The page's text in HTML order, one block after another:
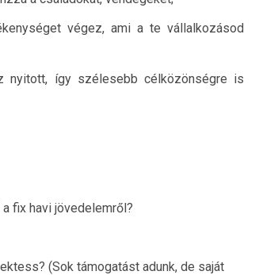
végez, ami a te vállalkozásod
nyitott, így szélesebb célközönségre is
fix havi jövedelemről?
(Sok támogatást adunk, de saját